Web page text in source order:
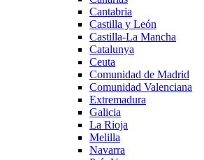
Cantabria
Castilla y León
Castilla-La Mancha
Catalunya
Ceuta
Comunidad de Madrid
Comunidad Valenciana
Extremadura
Galicia
La Rioja
Melilla
Navarra